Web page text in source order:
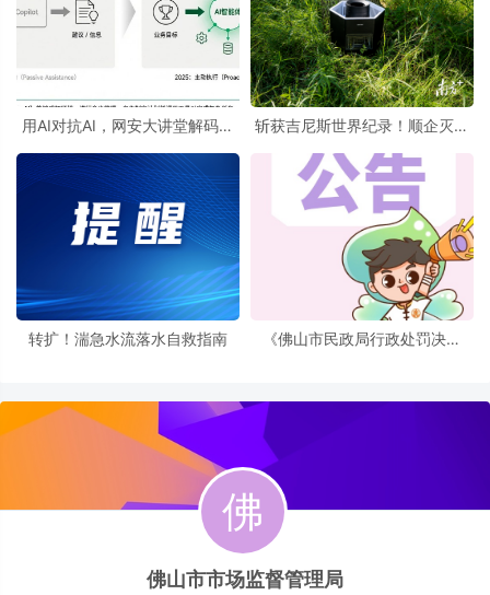
用AI对抗AI，网安大讲堂解码智
斩获吉尼斯世界纪录！顺企灭蚊
转扩！湍急水流落水自救指南
《佛山市民政局行政处罚决定
佛山市市场监督管理局